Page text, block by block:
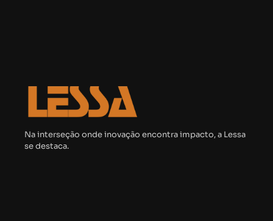
Na interseção onde inovação encontra impacto, a Lessa
se destaca.